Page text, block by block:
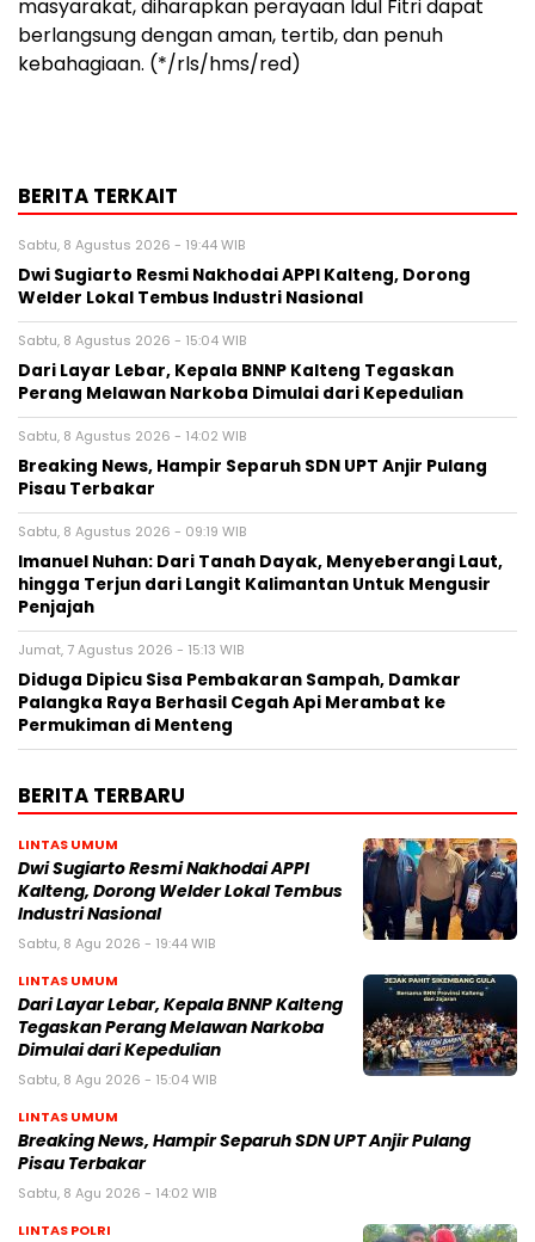
masyarakat, diharapkan perayaan Idul Fitri dapat
berlangsung dengan aman, tertib, dan penuh
kebahagiaan. (*/rls/hms/red)
BERITA TERKAIT
Sabtu, 8 Agustus 2026 - 19:44 WIB
Dwi Sugiarto Resmi Nakhodai APPI Kalteng, Dorong
Welder Lokal Tembus Industri Nasional
Sabtu, 8 Agustus 2026 - 15:04 WIB
Dari Layar Lebar, Kepala BNNP Kalteng Tegaskan
Perang Melawan Narkoba Dimulai dari Kepedulian
Sabtu, 8 Agustus 2026 - 14:02 WIB
Breaking News, Hampir Separuh SDN UPT Anjir Pulang
Pisau Terbakar
Sabtu, 8 Agustus 2026 - 09:19 WIB
Imanuel Nuhan: Dari Tanah Dayak, Menyeberangi Laut,
hingga Terjun dari Langit Kalimantan Untuk Mengusir
Penjajah
Jumat, 7 Agustus 2026 - 15:13 WIB
Diduga Dipicu Sisa Pembakaran Sampah, Damkar
Palangka Raya Berhasil Cegah Api Merambat ke
Permukiman di Menteng
BERITA TERBARU
LINTAS UMUM
Dwi Sugiarto Resmi Nakhodai APPI
Kalteng, Dorong Welder Lokal Tembus
Industri Nasional
Sabtu, 8 Agu 2026 - 19:44 WIB
LINTAS UMUM
Dari Layar Lebar, Kepala BNNP Kalteng
Tegaskan Perang Melawan Narkoba
Dimulai dari Kepedulian
Sabtu, 8 Agu 2026 - 15:04 WIB
LINTAS UMUM
Breaking News, Hampir Separuh SDN UPT Anjir Pulang
Pisau Terbakar
Sabtu, 8 Agu 2026 - 14:02 WIB
LINTAS POLRI